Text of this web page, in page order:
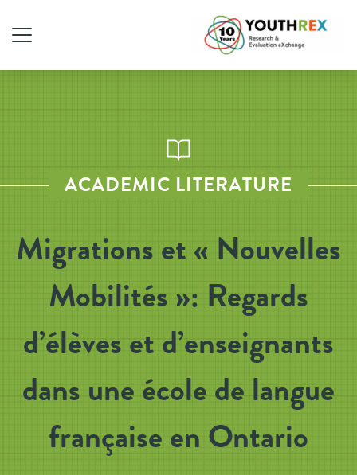
ACADEMIC LITERATURE
Migrations et « Nouvelles
Mobilités »: Regards
d’élèves et d’enseignants
dans une école de langue
française en Ontario